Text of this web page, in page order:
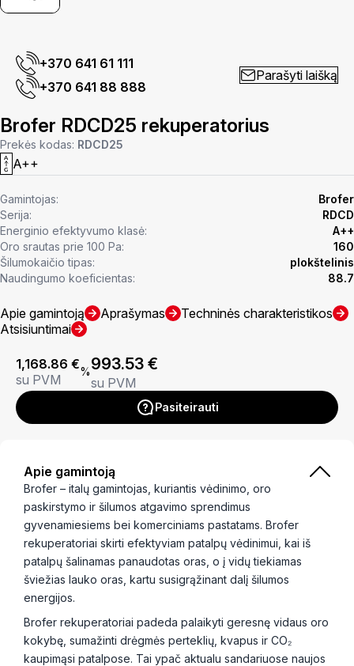
+370 641 61 111
+370 641 88 888
Parašyti laišką
Brofer RDCD25 rekuperatorius
Prekės kodas: RDCD25
A++
Gamintojas:
Brofer
Serija:
RDCD
Energinio efektyvumo klasė:
A++
Oro srautas prie 100 Pa:
160
Šilumokaičio tipas:
plokštelinis
Naudingumo koeficientas:
88.7
Apie gamintoją Aprašymas
Techninės charakteristikos
Atsisiuntimai
1,168.86 €
su PVM
%993.53 €
su PVM
Pasiteirauti
Apie gamintoją
Brofer – italų gamintojas, kuriantis vėdinimo, oro
paskirstymo ir šilumos atgavimo sprendimus
gyvenamiesiems bei komerciniams pastatams. Brofer
rekuperatoriai skirti efektyviam patalpų vėdinimui, kai iš
patalpų šalinamas panaudotas oras, o į vidų tiekiamas
šviežias lauko oras, kartu susigrąžinant dalį šilumos
energijos.
Brofer rekuperatoriai padeda palaikyti geresnę vidaus oro
kokybę, sumažinti drėgmės perteklių, kvapus ir CO₂
kaupimąsi patalpose. Tai ypač aktualu sandariuose naujos